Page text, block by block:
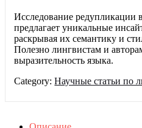
Исследование редупликации
предлагает уникальные
раскрывая их семантику и
Полезно лингвистам и
выразительность языка.
Category:Научные статьи по